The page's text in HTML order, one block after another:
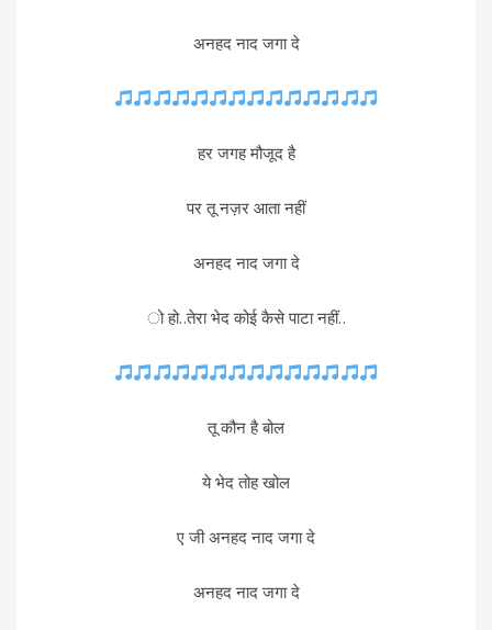
अनहद नाद जगा दे
हर जगह मौजूद है
पर तू नज़र आता नहीं
अनहद नाद जगा दे
ो हो..तेरा भेद कोई कैसे पाटा नहीं..
तू कौन है बोल
ये भेद तोह खोल
ए जी अनहद नाद जगा दे
अनहद नाद जगा दे